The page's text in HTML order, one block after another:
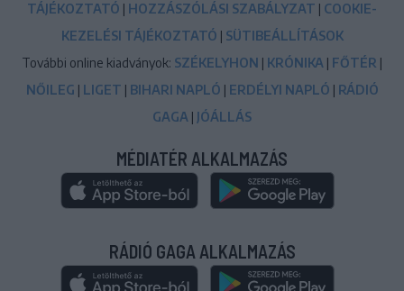
TÁJÉKOZTATÓ | HOZZÁSZÓLÁSI SZABÁLYZAT | COOKIE-
KEZELÉSI TÁJÉKOZTATÓ | SÜTIBEÁLLÍTÁSOK
További online kiadványok: SZÉKELYHON | KRÓNIKA | FŐTÉR |
NŐILEG | LIGET | BIHARI NAPLÓ | ERDÉLYI NAPLÓ | RÁDIÓ
GAGA | JÓÁLLÁS
MÉDIATÉR ALKALMAZÁS
RÁDIÓ GAGA ALKALMAZÁS